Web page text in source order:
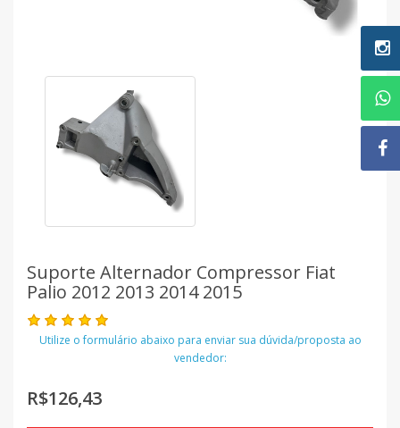
Suporte Alternador Compressor Fiat
Palio 2012 2013 2014 2015
Utilize o formulário abaixo para enviar sua dúvida/proposta ao
vendedor:
R$126,43